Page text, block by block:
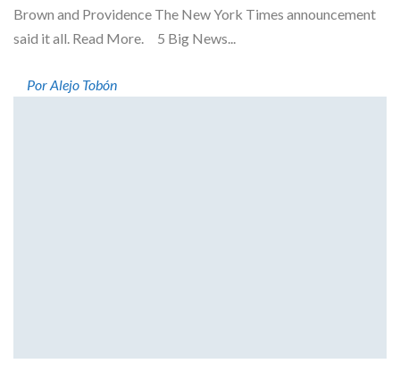
Brown and Providence The New York Times announcement
said it all. Read More. 5 Big News...
Por Alejo Tobón